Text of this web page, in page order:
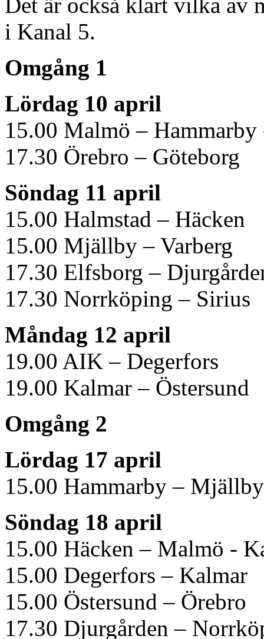
i Kanal 5.
Omgång 1
Lördag 10 april
15.00 Malmö –
17.30 Örebro – Göteborg
Söndag 11 april
15.00 Halmstad – Häcken
15.00 Mjällby – Varberg
17.30 Elfsborg –
17.30 Norrköping – Sirius
Måndag 12 april
19.00 AIK – Degerfors
19.00 Kalmar – Östersund
Omgång 2
Lördag 17 april
15.00 Hammarby – Mjällby
Söndag 18 april
15.00 Häcken – Malmö -
15.00 Degerfors – Kalmar
15.00 Östersund – Örebro
17.30 Djurgården –